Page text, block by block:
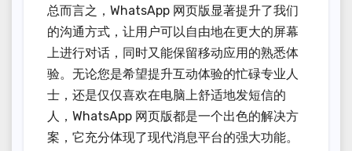
总而言之，WhatsApp 网页版显著提升了我们
的沟通方式，让用户可以自由地在更大的屏幕
上进行对话，同时又能保留移动应用的熟悉体
验。无论您是希望提升互动体验的忙碌专业人
士，还是仅仅喜欢在电脑上舒适地发短信的
人，WhatsApp 网页版都是一个出色的解决方
案，它充分体现了现代消息平台的强大功能。